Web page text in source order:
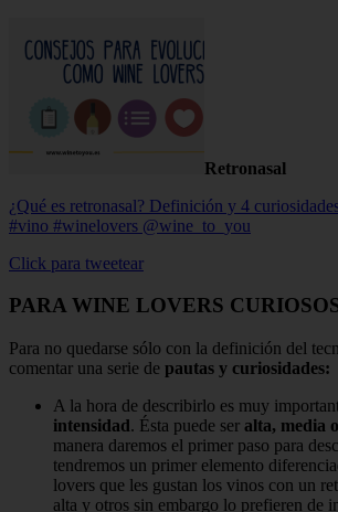
Retronasal
¿Qué es retronasal? Definición y 4
#vino #winelovers @wine_to_you
Click para tweetear
PARA WINE LOVERS
Para no quedarse sólo con la definición del
comentar una serie de pautas y curiosidades:
A la hora de describirlo es muy
intensidad. Ésta puede ser alta, media
manera daremos el primer paso para
tendremos un primer elemento
lovers que les gustan los vinos con un
alta y otros sin embargo lo prefieren de